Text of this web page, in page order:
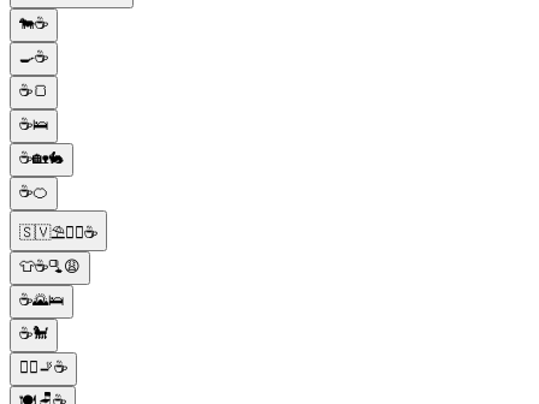
🐄☕
🍳☕
☕🍞
☕🛌
☕🏡🐇
☕🍊
🇸🇻⛱️🏄‍♂️☕
👕☕🫗😩
☕🌄🛌
☕🐩
👮‍♂️🚬☕
🍽🪑☕